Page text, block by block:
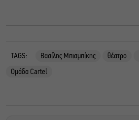
TAGS: Βασίλης Μπισμπίκης θέατρο
Ομάδα Cartel